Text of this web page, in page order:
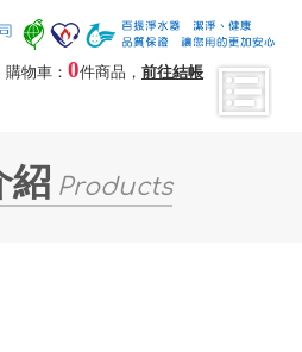
購物車： 0件商品， 前往結帳
紹 Products